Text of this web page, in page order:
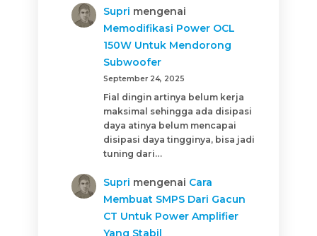
Supri mengenai
Memodifikasi Power OCL
150W Untuk Mendorong
Subwoofer
September 24, 2025
Fial dingin artinya belum kerja
maksimal sehingga ada disipasi
daya atinya belum mencapai
disipasi daya tingginya, bisa jadi
tuning dari…
Supri mengenai Cara
Membuat SMPS Dari Gacun
CT Untuk Power Amplifier
Yang Stabil